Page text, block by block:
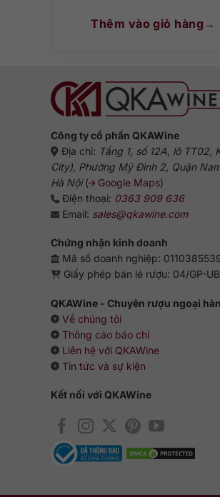
Thêm vào giỏ hàng
Công ty cổ phần QKAWine
Địa chỉ: Tầng 1, số 12A, lô TT02,
City), Phường Mỹ Đình 2, Quận
Hà Nội( Google Maps)
Điện thoại: 0363 909 636
Email: sales@qkawine.com
Chứng nhận kinh doanh
Mã số doanh nghiệp:
Giấy phép bán lẻ rượu: 04/GP-
QKAWine - Chuyên rượu ngoại
Về chúng tôi
Thông cáo báo chí
Liên hệ với QKAWine
Tin tức và sự kiện
Kết nối với QKAWine